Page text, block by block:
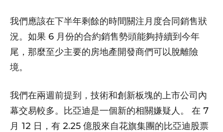
我們應該在下半年剩餘的時間關注月度合同銷售狀
況。如果 6 月份的合約銷售勢頭能夠持續到今年
尾，那麼至少主要的房地產開發商們可以脫離險
境。
我們在兩週前提到，技術和創新板塊的上市公司內
幕交易較多。比亞迪是一個新的相關嫌疑人。 在 7
月 12 日，有 2.25 億股來自花旗集團的比亞迪股票